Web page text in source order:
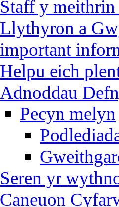
Staff y
Llythyron a
important
Helpu eich
Adnoddau
Pecyn melyn
Seren yr
Caneuon